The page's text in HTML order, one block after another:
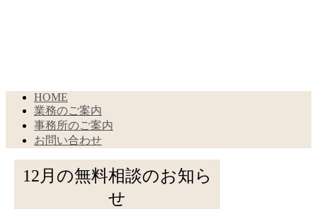
HOME
業務のご案内
事務所のご案内
お問い合わせ
12月の無料相談のお知ら
せ